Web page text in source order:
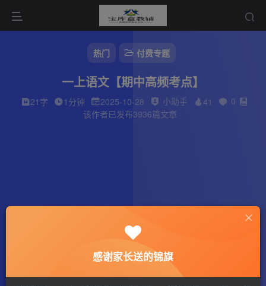
热门 付费专题
一上语文【期中高频考点】
21字 1分钟 2025-10-28 小助手 41
0
该作者已发布3936篇文章
感谢家长送的锦旗